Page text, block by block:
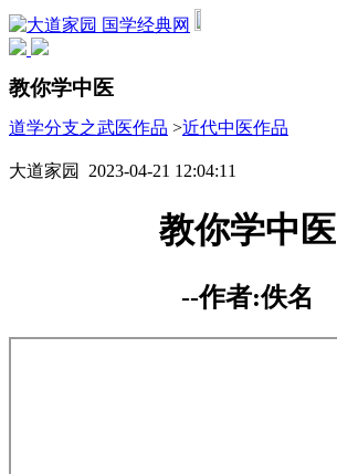
国学经典网
教你学中医
道学分支之武医作品 >近代中医作品
大道家园 2023-04-21 12:04:11
教你学中医
--作者:佚名